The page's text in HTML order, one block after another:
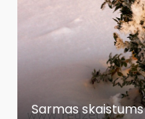
Sarmas skaistums